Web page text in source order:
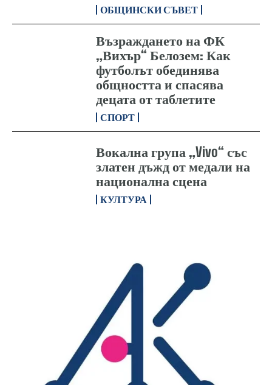
ОБЩИНСКИ СЪВЕТ
Възраждането на ФК
„Вихър“ Белозем: Как
футболът обединява
общността и спасява
децата от таблетите
СПОРТ
Вокална група „Vivo“ със
златен дъжд от медали на
национална сцена
КУЛТУРА